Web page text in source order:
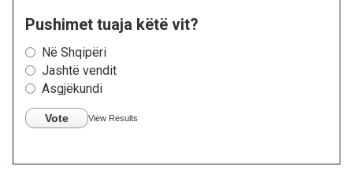
Pushimet tuaja këtë vit?
Në Shqipëri
Jashtë vendit
Asgjëkundi
Vote View Results